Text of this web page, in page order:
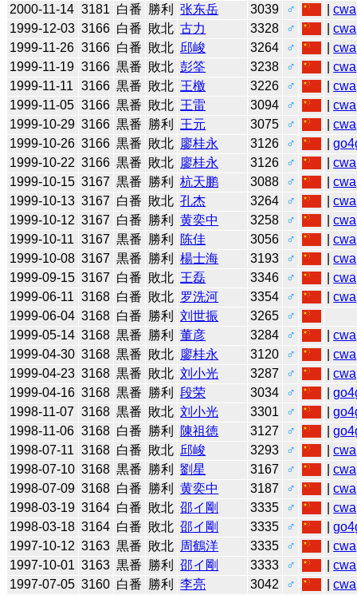
2000-11-14 3181 白番 勝利 张东岳 3039 ♂ |cwa
1999-12-03 3166 白番 敗北 古力 3328 ♂ |cwa
1999-11-26 3166 白番 敗北 邱峻 3264 ♂ |cwa
1999-11-19 3166 黒番 敗北 彭筌 3238 ♂ |cwa
1999-11-11
3166 黒番 敗北 王檄 3226 ♂ |cwa
1999-11-05 3166 黒番 敗北 王雷 3094 ♂ |cwa
1999-10-29 3166 黒番 勝利 王元 3075 ♂ |cwa
1999-10-26 3166 黒番 敗北 廖桂永 3126 ♂ |
1999-10-22 3166 黒番 敗北 廖桂永 3126 ♂ |cwa
1999-10-15 3167 黒番 勝利 杭天鹏 3088 ♂ |cwa
1999-10-13 3167 白番 敗北 孔杰 3264 ♂ |cwa
1999-10-12 3167 白番 勝利 黄奕中 3258 ♂ |cwa
1999-10-11 3167 黒番 勝利 陈佳 3056 ♂ |cwa
1999-10-08 3167 黒番 勝利 楊士海 3193 ♂ |cwa
1999-09-15 3167 白番 敗北 王磊 3346 ♂ |cwa
1999-06-11 3168 白番 敗北 罗洗河 3354 ♂ |cwa
1999-06-04 3168 白番 勝利 刘世振 3265
♂
1999-05-14 3168 黒番 勝利 董彦 3284 ♂ |cwa
1999-04-30 3168 黒番 敗北 廖桂永 3120 ♂ |cwa
1999-04-23 3168 黒番 敗北 刘小光 3287 ♂ |cwa
1999-04-16 3168 黒番 勝利 段荣 3034 ♂ |
1998-11-07 3168 黒番 敗北 刘小光 3301 ♂ |
1998-11-06 3168 白番 勝利 陳祖徳 3127 ♂ |
1998-07-11 3168 白番 敗北 邱峻 3293 ♂ |cwa
1998-07-10 3168 黒番 勝利 劉星 3167 ♂ |cwa
1998-07-09 3168 白番 勝利 黄奕中 3187 ♂ |cwa
1998-03-19 3164 白番 敗北 邵イ剛 3335 ♂ |cwa
1998-03-18 3164 白番 敗北 邵イ剛 3335 ♂ |
1997-10-12 3163 黒番 敗北 周鶴洋 3335 ♂ |cwa
1997-10-01 3163 黒番 勝利 邵イ剛 3333 ♂ |cwa
1997-07-05 3160 白番 勝利 李亮 3042 ♂ |cwa